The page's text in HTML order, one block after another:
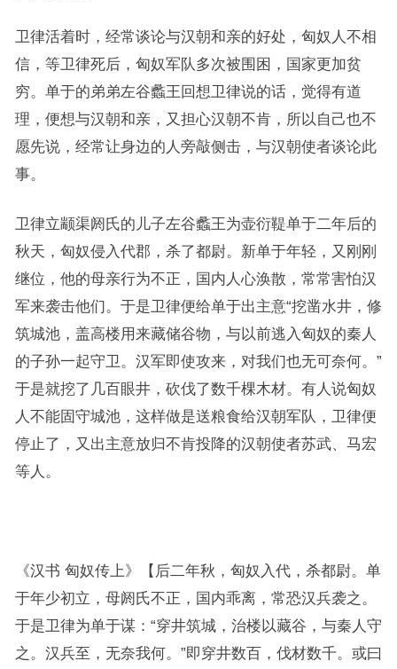
卫律活着时，经常谈论与汉朝和亲的好处，匈奴人不相
信，等卫律死后，匈奴军队多次被围困，国家更加贫
穷。单于的弟弟左谷蠡王回想卫律说的话，觉得有道
理，便想与汉朝和亲，又担心汉朝不肯，所以自己也不
愿先说，经常让身边的人旁敲侧击，与汉朝使者谈论此
事。
卫律立颛渠阏氏的儿子左谷蠡王为壶衍鞮单于二年后的
秋天，匈奴侵入代郡，杀了都尉。新单于年轻，又刚刚
继位，他的母亲行为不正，国内人心涣散，常常害怕汉
军来袭击他们。于是卫律便给单于出主意“挖凿水井，修
筑城池，盖高楼用来藏储谷物，与以前逃入匈奴的秦人
的子孙一起守卫。汉军即使攻来，对我们也无可奈何。”
于是就挖了几百眼井，砍伐了数千棵木材。有人说匈奴
人不能固守城池，这样做是送粮食给汉朝军队，卫律便
停止了，又出主意放归不肯投降的汉朝使者苏武、马宏
等人。
《汉书 匈奴传上》【后二年秋，匈奴入代，杀都尉。单
于年少初立，母阏氏不正，国内乖离，常恐汉兵袭之。
于是卫律为单于谋：“穿井筑城，治楼以藏谷，与秦人守
之。汉兵至，无奈我何。”即穿井数百，伐材数千。或曰